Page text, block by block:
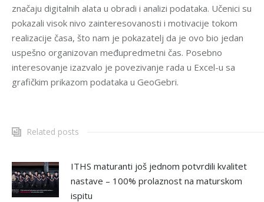
značaju digitalnih alata u obradi i analizi podataka. Učenici su
pokazali visok nivo zainteresovanosti i motivacije tokom
realizacije časa, što nam je pokazatelj da je ovo bio jedan
uspešno organizovan međupredmetni čas. Posebno
interesovanje izazvalo je povezivanje rada u Excel-u sa
grafičkim prikazom podataka u GeoGebri.
Related posts
ITHS maturanti još jednom potvrdili kvalitet
nastave – 100% prolaznost na maturskom
ispitu